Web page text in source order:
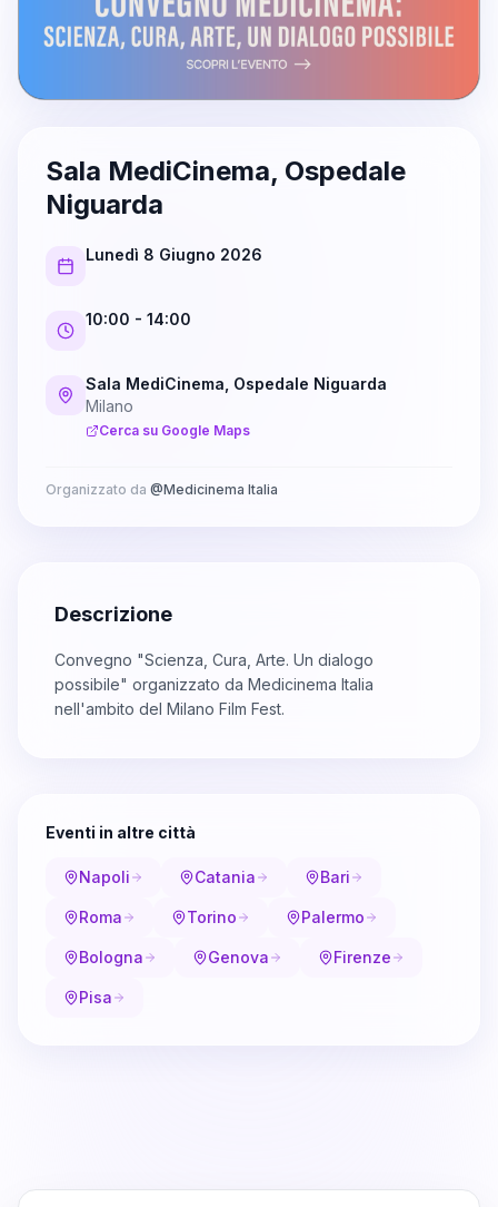
Sala MediCinema, Ospedale
Niguarda
Lunedì 8 Giugno 2026
10:00 - 14:00
Sala MediCinema, Ospedale Niguarda
Milano
Cerca su Google Maps
Organizzato da @Medicinema Italia
Descrizione
Convegno "Scienza, Cura, Arte. Un dialogo
possibile" organizzato da Medicinema Italia
nell'ambito del Milano Film Fest.
Eventi in altre città
Napoli Catania Bari
Roma Torino Palermo
Bologna Genova Firenze
Pisa